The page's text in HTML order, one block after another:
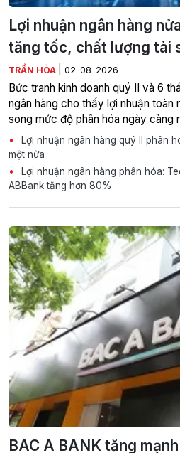
Lợi nhuận ngân hàng
tăng tốc, chất lượng tài
TRẦN HÒA 02-08-2026
Bức tranh kinh doanh quý II và 6
ngân hàng cho thấy lợi nhuận
song mức độ phân hóa ngày càng
Lợi nhuận ngân hàng quý II phân
một nửa
Lợi nhuận ngân hàng phân hóa:
ABBank tăng hơn 80%
BAC A BANK tăng